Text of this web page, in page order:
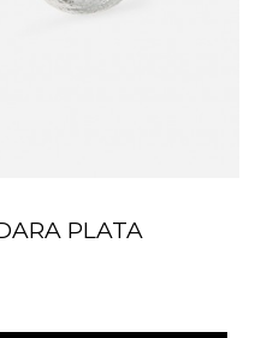
PLATA